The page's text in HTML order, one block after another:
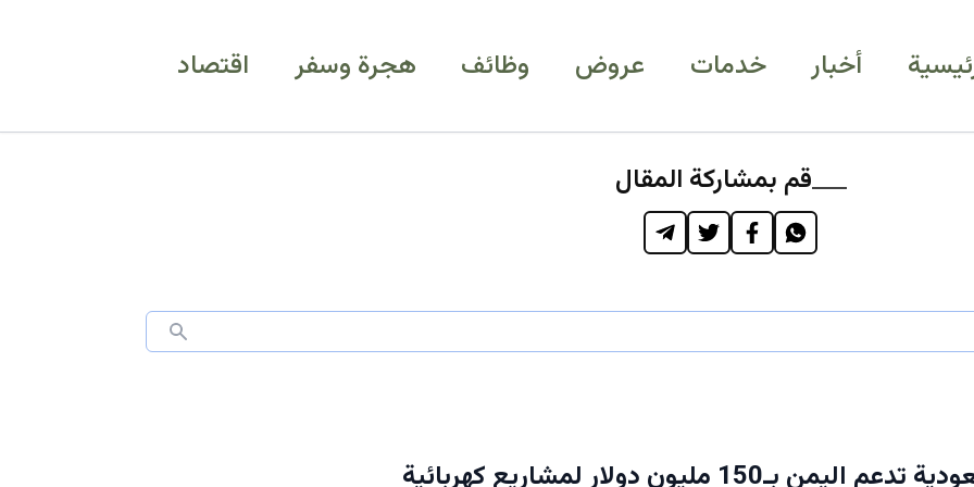
أخبار خدمات عروض وظائف هجرة وسفر اقتصاد
قم بمشاركة المقال
عاجل: السعودية تدعم اليمن بـ150 مليون دولار لمشاريع كهربائية